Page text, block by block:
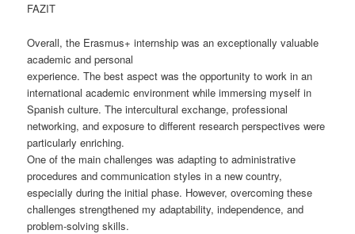
FAZIT
Overall, the Erasmus+ internship was an exceptionally valuable
academic and personal
experience. The best aspect was the opportunity to work in an
international academic environment while immersing myself in
Spanish culture. The intercultural exchange, professional
networking, and exposure to different research perspectives were
particularly enriching.
One of the main challenges was adapting to administrative
procedures and communication styles in a new country,
especially during the initial phase. However, overcoming these
challenges strengthened my adaptability, independence, and
problem-solving skills.